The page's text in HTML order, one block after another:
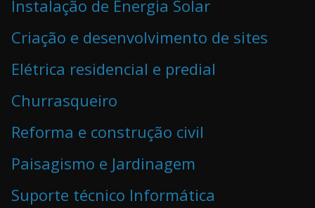
Instalação de Energia Solar
Criação e desenvolvimento de sites
Elétrica residencial e predial
Churrasqueiro
Reforma e construção civil
Paisagismo e Jardinagem
Suporte técnico Informática